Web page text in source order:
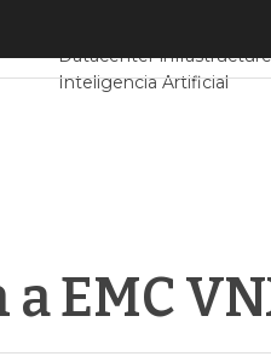
Datacenter infrastructure
Inteligencia Artificial
EMC